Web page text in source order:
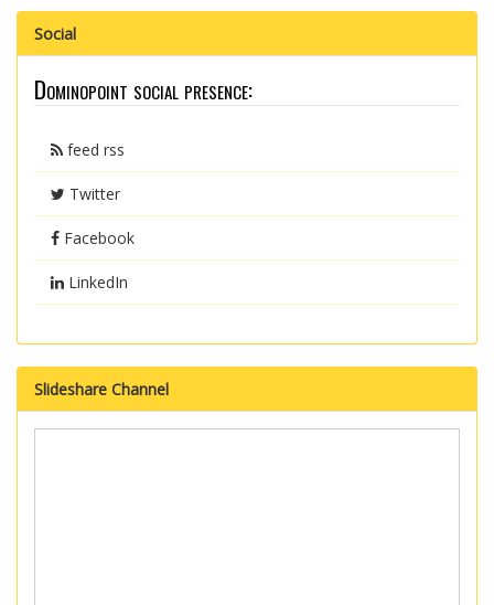
Social
Dominopoint social presence:
feed rss
Twitter
Facebook
LinkedIn
Slideshare Channel